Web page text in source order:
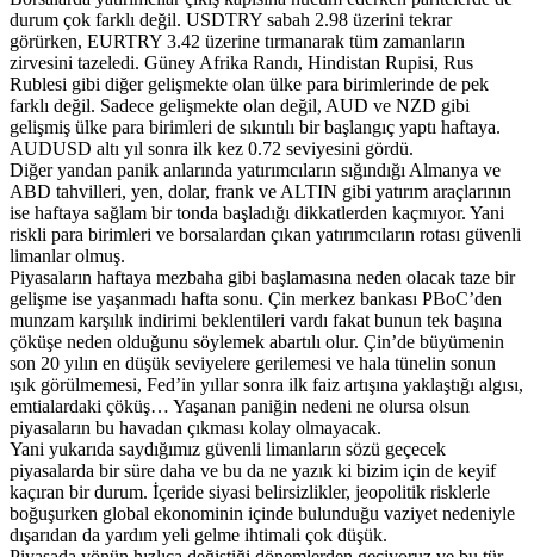
durum çok farklı değil. USDTRY sabah 2.98 üzerini tekrar
görürken, EURTRY 3.42 üzerine tırmanarak tüm zamanların
zirvesini tazeledi. Güney Afrika Randı, Hindistan Rupisi, Rus
Rublesi gibi diğer gelişmekte olan ülke para birimlerinde de pek
farklı değil. Sadece gelişmekte olan değil, AUD ve NZD gibi
gelişmiş ülke para birimleri de sıkıntılı bir başlangıç yaptı haftaya.
AUDUSD altı yıl sonra ilk kez 0.72 seviyesini gördü.
Diğer yandan panik anlarında yatırımcıların sığındığı Almanya ve
ABD tahvilleri, yen, dolar, frank ve ALTIN gibi yatırım araçlarının
ise haftaya sağlam bir tonda başladığı dikkatlerden kaçmıyor. Yani
riskli para birimleri ve borsalardan çıkan yatırımcıların rotası güvenli
limanlar olmuş.
Piyasaların haftaya mezbaha gibi başlamasına neden olacak taze bir
gelişme ise yaşanmadı hafta sonu. Çin merkez bankası PBoC’den
munzam karşılık indirimi beklentileri vardı fakat bunun tek başına
çöküşe neden olduğunu söylemek abartılı olur. Çin’de büyümenin
son 20 yılın en düşük seviyelere gerilemesi ve hala tünelin sonun
ışık görülmemesi, Fed’in yıllar sonra ilk faiz artışına yaklaştığı algısı,
emtialardaki çöküş… Yaşanan paniğin nedeni ne olursa olsun
piyasaların bu havadan çıkması kolay olmayacak.
Yani yukarıda saydığımız güvenli limanların sözü geçecek
piyasalarda bir süre daha ve bu da ne yazık ki bizim için de keyif
kaçıran bir durum. İçeride siyasi belirsizlikler, jeopolitik risklerle
boğuşurken global ekonominin içinde bulunduğu vaziyet nedeniyle
dışarıdan da yardım yeli gelme ihtimali çok düşük.